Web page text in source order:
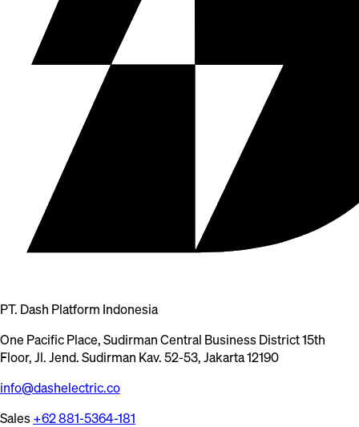
PT. Dash Platform Indonesia
One Pacific Place, Sudirman Central Business District 15th
Floor, Jl. Jend. Sudirman Kav. 52-53, Jakarta 12190
info@dashelectric.co
Sales+62 881-5364-181